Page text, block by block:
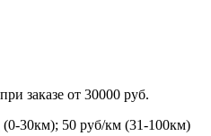
заказе от 30000 руб.
30км); 50 руб/км (31-100км)